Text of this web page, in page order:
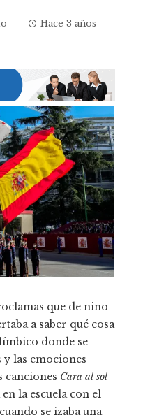
Hace 3 años
que de niño
a saber qué cosa
donde se
las emociones
canciones Cara al sol
en la escuela con el
se izaba una